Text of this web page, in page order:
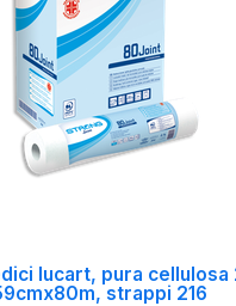
lucart, pura cellulosa
strappi 216